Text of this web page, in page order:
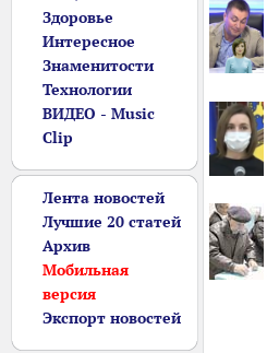
Здоровье
Интересное
Знаменитости
Технологии
ВИДЕО - Music
Clip
Лента новостей
Лучшие 20 статей
Архив
Мобильная
версия
Экспорт новостей